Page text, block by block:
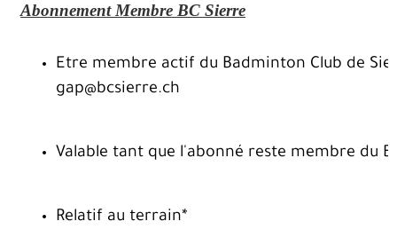
Abonnement Membre BC Sierre
Etre membre actif du Badminton Club de
gap@bcsierre.ch
Valable tant que l'abonné reste membre du
Relatif au terrain*